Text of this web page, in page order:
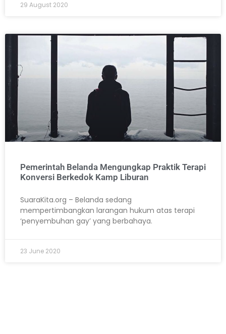
29 August 2020
Pemerintah Belanda Mengungkap Praktik Terapi
Konversi Berkedok Kamp Liburan
SuaraKita.org – Belanda sedang
mempertimbangkan larangan hukum atas terapi
‘penyembuhan gay’ yang berbahaya.
23 June 2020